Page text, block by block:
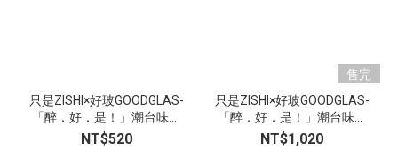
只是ZISHI×好玻GOODGLAS-
「醉．好．是！」潮台味啤
酒對杯-復古款
NT$520
售完
只是ZISHI×好玻GOODGLAS-
「醉．好．是！」潮台味啤
酒對杯-心動2組4杯好醉組合
NT$1,020